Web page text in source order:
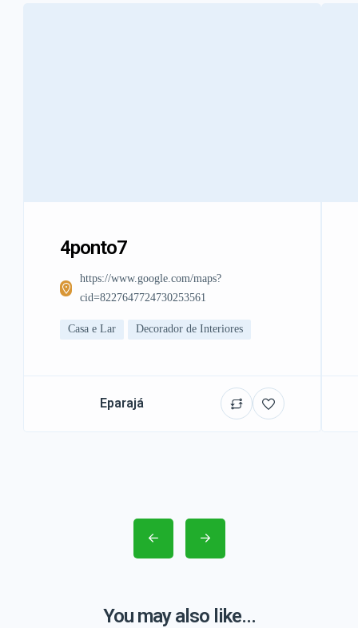
4ponto7
https://www.google.com/maps?
cid=8227647724730253561
Casa e Lar Decorador de Interiores
Eparajá
You may also like...